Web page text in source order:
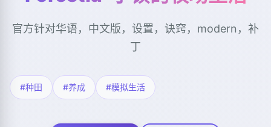
官方针对华语，中文版，设置，诀窍，modern，补
丁
#种田 #养成 #模拟生活